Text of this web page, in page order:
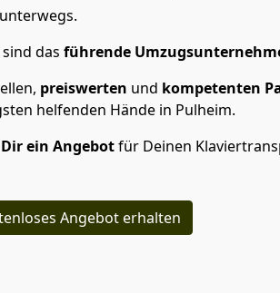
das führende
preiswerten und kompetenten
helfenden Hände in Pulheim.
ein Angebotfür Deinen
Angebot erhalten